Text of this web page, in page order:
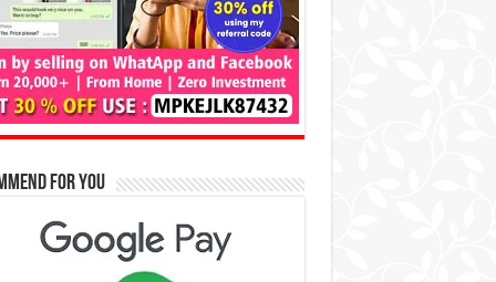
for You